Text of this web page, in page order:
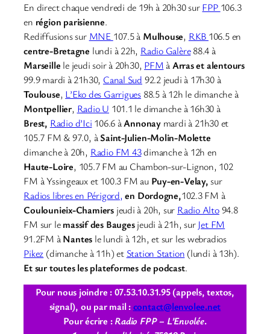
En direct chaque vendredi de 19h à 20h30 surFPP 106.3
en région parisienne.
Rediffusions sur MNE 107.5 à Mulhouse, RKB 106.5 en
centre-Bretagne lundi à 22h, Radio Galère88.4 à
Marseille le jeudi soir à 20h30, PFMàArras et alentours
99.9 mardi à 21h30, Canal Sud 92.2 jeudi à 17h30 à
Toulouse, L’Eko des Garrigues 88.5 à 12h le dimanche à
Montpellier, Radio U 101.1 le dimanche à 16h30 à
Brest, Radio d’Ici 106.6 àAnnonay mardi à 21h30 et
105.7 FM & 97.0, àSaint-Julien-Molin-Molette
dimanche à 20h, Radio FM 43dimanche à 12h en
Haute-Loire, 105.7 FM au Chambon-sur-Lignon, 102
FM à Yssingeaux et 100.3 FM au Puy-en-Velay,sur
Radios libres en Périgord, en Dordogne,102.3 FM à
Coulounieix-Chamiers jeudi à 20h, sur Radio Alto94.8
FM sur lemassif des Baugesjeudi à 21h, sur Jet FM
91.2FM àNantes le lundi à 12h, et sur les webradios
Pikez (dimanche à 11h) et Station Station (lundi à 13h).
Et sur toutes les plateformes de podcast.
Pour nous joindre : 07.53.10.31.95 (appels, textos,
signal), ou par mail :contact@lenvolee.net
Pour écrire :Radio FPP – L’Envolée.